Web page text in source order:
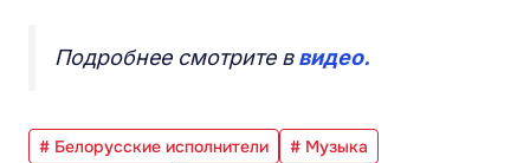
Подробнее смотрите ввидео.
# Белорусские исполнители
# Музыка